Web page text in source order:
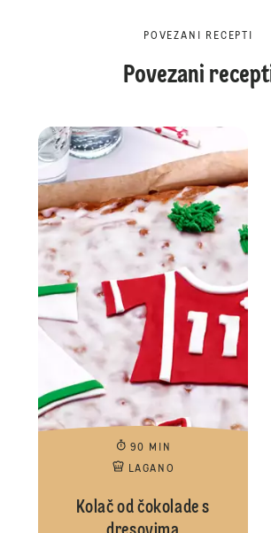
POVEZANI RECEPTI
Povezani
90 MIN
LAGANO
Kolač od čokolade s